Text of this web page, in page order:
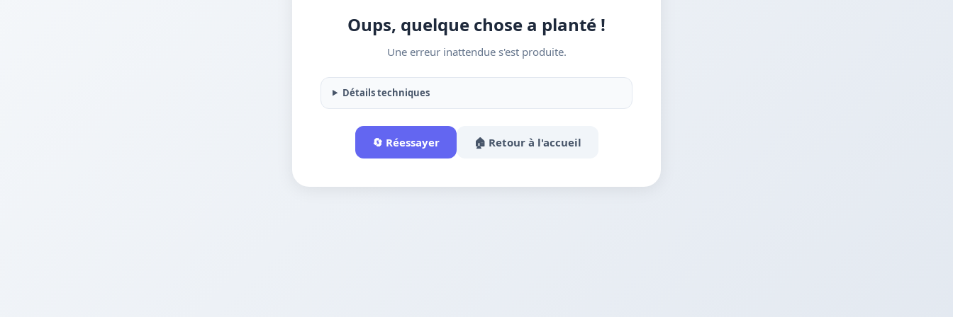
Oups, quelque chose a planté !
Une erreur inattendue s'est produite.
Détails techniques
🔄 Réessayer 🏠 Retour à l'accueil